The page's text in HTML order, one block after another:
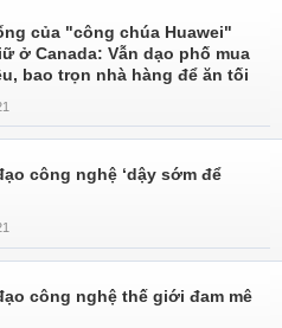
của "công chúa Huawei"
ở Canada: Vẫn dạo phố mua
bao trọn nhà hàng để ăn tối
công nghệ ‘dậy sớm để
công nghệ thế giới đam mê